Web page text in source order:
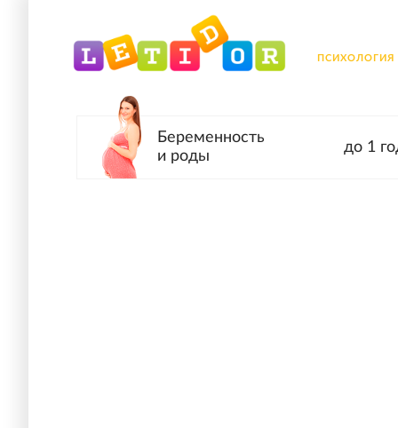
ПСИХОЛОГИЯ
Беременность
и роды
до 1